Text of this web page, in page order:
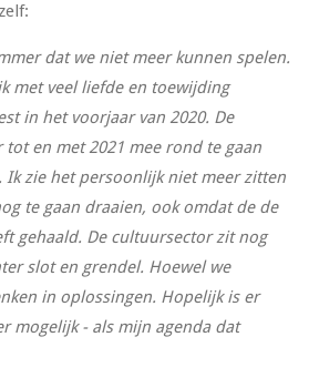
dat we niet meer kunnen spelen.
met veel liefde en toewijding
in het voorjaar van 2020. De
en met 2021 mee rond te gaan
Ik zie het persoonlijk niet meer zitten
te gaan draaien, ook omdat de de
gehaald. De cultuursector zit nog
slot en grendel. Hoewel we
in oplossingen. Hopelijk is er
mogelijk - als mijn agenda dat